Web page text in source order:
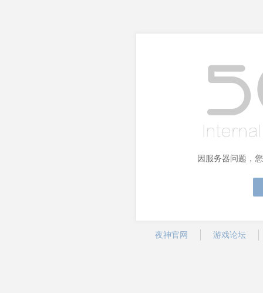
因服务器问题，
夜神官网 游戏论坛